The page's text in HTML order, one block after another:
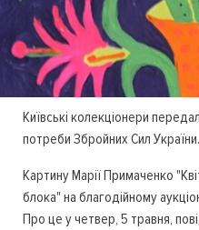
Київські колекціонери
потреби Збройних Сил України.
Картину Марії Примаченко
блока" на благодійному
Про це у четвер, 5 травня,